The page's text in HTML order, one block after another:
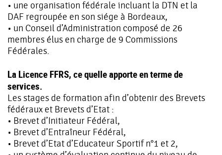
• une organisation fédérale incluant la DTN et la
DAF regroupée en son siége à Bordeaux,
• un Conseil d’Administration composé de 26
membres élus en charge de 9 Commissions
Fédérales.
La Licence FFRS, ce quelle apporte en terme de
services.
Les stages de formation afin d’obtenir des Brevets
fédéraux et Brevets d’Etat :
• Brevet d’Initiateur Fédéral,
• Brevet d’Entraîneur Fédéral,
• Brevet d’Etat d’Educateur Sportif n°1 et 2,